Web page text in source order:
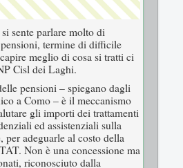
sente parlare molto di
termine di difficile
meglio di cosa si tratti ci
Cisl dei Laghi.
pensioni – spiegano dagli
a Como – è il meccanismo
gli importi dei trattamenti
ed assistenziali sulla
per adeguarle al costo della
Non è una concessione ma
riconosciuto dalla